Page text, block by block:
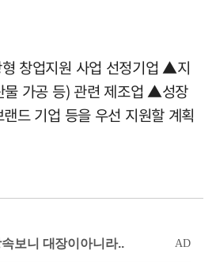
창업지원 사업 선정기업 ▲지
물 가공 등) 관련 제조업 ▲성장
드 기업 등을 우선 지원할 계획